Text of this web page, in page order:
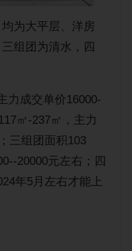
为大平层、洋房
组团为清水，四
力成交单价16000-
㎡-237㎡，主力
三组团面积103
20000元左右；四
年5月左右才能上